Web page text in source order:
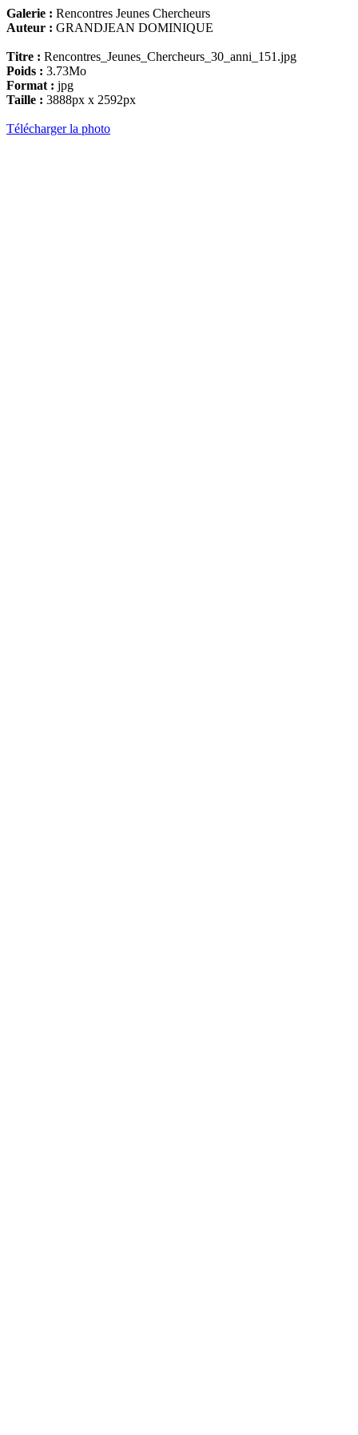
Galerie : Rencontres Jeunes Chercheurs
Auteur : GRANDJEAN DOMINIQUE
Titre : Rencontres_Jeunes_Chercheurs_30_anni_151.jpg
Poids : 3.73Mo
Format : jpg
Taille : 3888px x 2592px
Télécharger la photo